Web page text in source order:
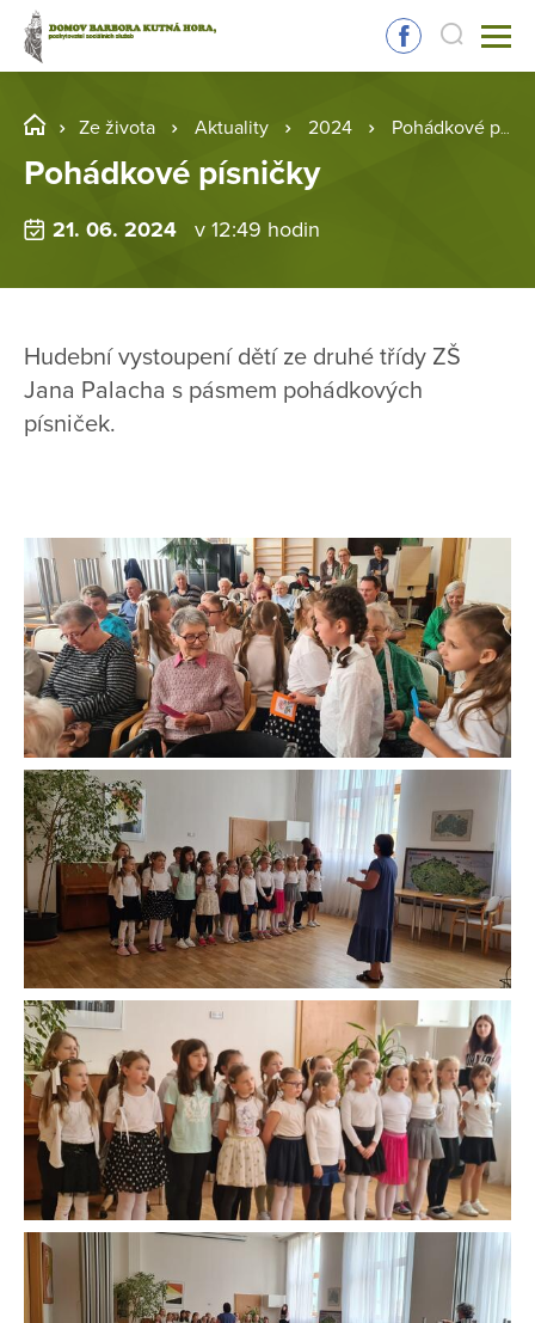
Ze života Aktuality 2024 Pohádkové písničky
Pohádkové písničky
21. 06. 2024 v 12:49 hodin
Hudební vystoupení dětí ze druhé třídy ZŠ
Jana Palacha s pásmem pohádkových
písniček.